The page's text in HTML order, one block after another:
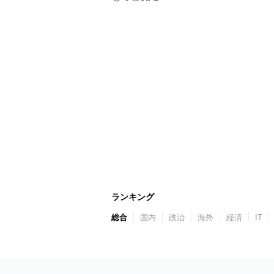
ランキング
総合 国内 政治 海外 経済 IT